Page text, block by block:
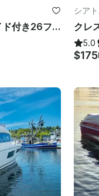
シアトルのウォータースライド付き26フィート〜12人乗りのポンツーンパーティーバージ
シア
5.0
$175